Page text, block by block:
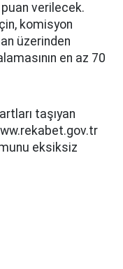
puan verilecek.
komisyon
üzerinden
en az 70
taşıyan
eksiksiz